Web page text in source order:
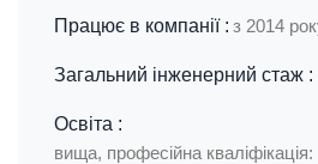
Працює в компанії : з 2014
Загальний інженерний стаж :
Освіта :
вища, професійна кваліфікація: